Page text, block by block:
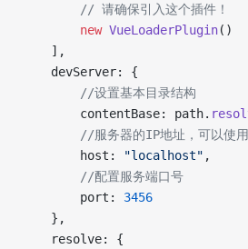
        // 请确保引入这个插件！
        new
VueLoaderPlugin()
    ],
    devServer: {
        //设置基本目录结构
        contentBase: path.
//服务器的IP地址，可以使
        host:
"localhost" ,
        //配置服务端口号
        port:
3456
    },
    resolve: {